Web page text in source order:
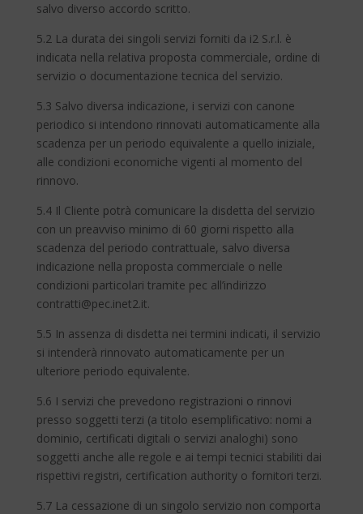
salvo diverso accordo scritto.
5.2 La durata dei singoli servizi forniti da i2 S.r.l. è
indicata nella relativa proposta commerciale, ordine di
servizio o documentazione tecnica del servizio.
5.3 Salvo diversa indicazione, i servizi con canone
periodico si intendono rinnovati automaticamente alla
scadenza per un periodo equivalente a quello iniziale,
alle condizioni economiche vigenti al momento del
rinnovo.
5.4 Il Cliente potrà comunicare la disdetta del servizio
con un preavviso minimo di 60 giorni rispetto alla
scadenza del periodo contrattuale, salvo diversa
indicazione nella proposta commerciale o nelle
condizioni particolari tramite pec all’indirizzo
contratti@pec.inet2.it.
5.5 In assenza di disdetta nei termini indicati, il servizio
si intenderà rinnovato automaticamente per un
ulteriore periodo equivalente.
5.6 I servizi che prevedono registrazioni o rinnovi
presso soggetti terzi (a titolo esemplificativo: nomi a
dominio, certificati digitali o servizi analoghi) sono
soggetti anche alle regole e ai tempi tecnici stabiliti dai
rispettivi registri, certification authority o fornitori terzi.
5.7 La cessazione di un singolo servizio non comporta